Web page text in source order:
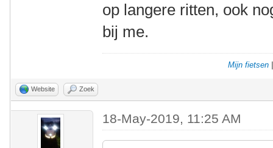
op langere ritten, ook
bij me.
Mijn fietsen
Website Zoek
18-May-2019, 11:25 AM